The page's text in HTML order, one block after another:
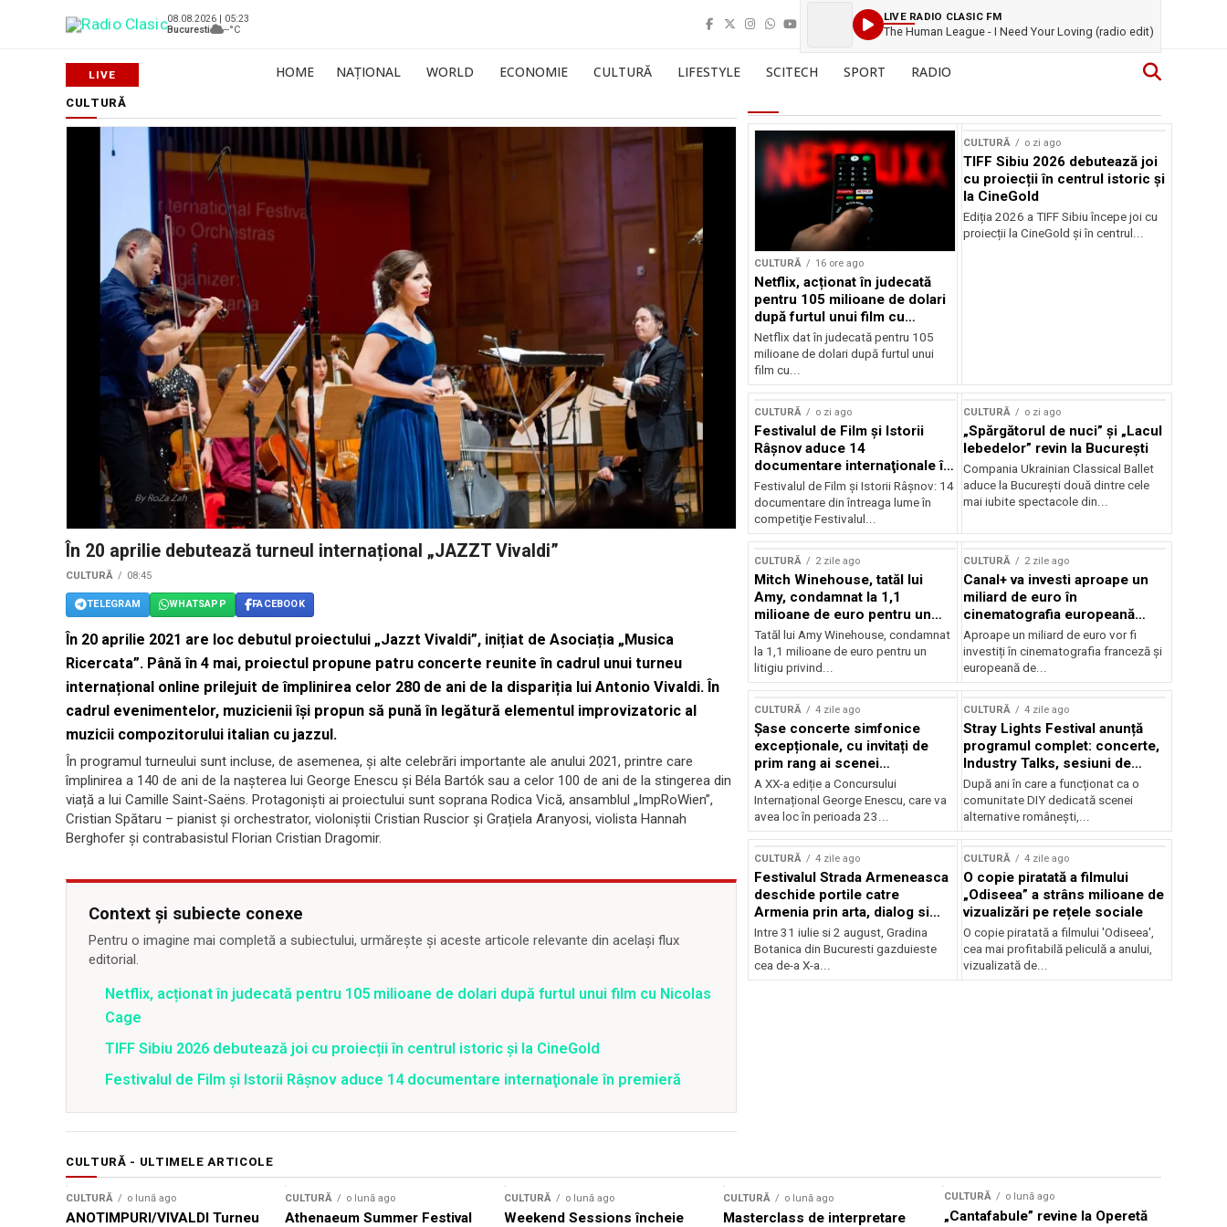
08.08.2026 | 05:23
Bucuresti
--°C
LIVE RADIO CLASIC FM
The Human League - I Need Your Loving (radio edit)
HOME NAȚIONAL WORLD ECONOMIE CULTURĂ LIFESTYLE SCITECH SPORT RADIO
CULTURĂ
În 20 aprilie debutează turneul internațional „JAZZT Vivaldi”
CULTURĂ 08:45
TELEGRAM WHATSAPP FACEBOOK
În 20 aprilie 2021 are loc debutul proiectului „Jazzt Vivaldi”, inițiat de Asociația „Musica
Ricercata”. Până în 4 mai, proiectul propune patru concerte reunite în cadrul unui turneu
internațional online prilejuit de împlinirea celor 280 de ani de la dispariția lui Antonio Vivaldi. ​În
cadrul evenimentelor, muzicienii își propun să pună în legătură elementul improvizatoric al
muzicii compozitorului italian cu jazzul.
În programul turneului sunt incluse, de asemenea, și alte celebrări importante ale anului 2021, printre care
împlinirea a 140 de ani de la nașterea lui George Enescu și Béla Bartók sau a celor 100 de ani de la stingerea din
viață a lui Camille Saint-Saëns. Protagoniști ai proiectului sunt soprana Rodica Vică, ansamblul „ImpRoWien”,
Cristian Spătaru – pianist și orchestrator, violoniștii Cristian Ruscior și Grațiela Aranyosi, violista Hannah
Berghofer și contrabasistul Florian Cristian Dragomir.
Context și subiecte conexe
Pentru o imagine mai completă a subiectului, urmărește și aceste articole relevante din același flux
editorial.
Netflix, acționat în judecată pentru 105 milioane de dolari după furtul unui film cu Nicolas
Cage
TIFF Sibiu 2026 debutează joi cu proiecții în centrul istoric și la CineGold
Festivalul de Film şi Istorii Râşnov aduce 14 documentare internaţionale în premieră
CULTURĂ 16 ore ago
Netflix, acționat în judecată
pentru 105 milioane de dolari
după furtul unui film cu
Nicolas Cage
Netflix dat în judecată pentru 105
milioane de dolari după furtul unui
film cu...
CULTURĂ o zi ago
TIFF Sibiu 2026 debutează joi
cu proiecții în centrul istoric și
la CineGold
Ediția 2026 a TIFF Sibiu începe joi cu
proiecții la CineGold și în centrul...
CULTURĂ o zi ago
Festivalul de Film şi Istorii
Râşnov aduce 14
documentare internaţionale în
premieră
Festivalul de Film şi Istorii Râşnov: 14
documentare din întreaga lume în
competiţie Festivalul...
CULTURĂ o zi ago
„Spărgătorul de nuci” și „Lacul
lebedelor” revin la București
Compania Ukrainian Classical Ballet
aduce la București două dintre cele
mai iubite spectacole din...
CULTURĂ 2 zile ago
Mitch Winehouse, tatăl lui
Amy, condamnat la 1,1
milioane de euro pentru un
litigiu pierdut
Tatăl lui Amy Winehouse, condamnat
la 1,1 milioane de euro pentru un
litigiu privind...
CULTURĂ 2 zile ago
Canal+ va investi aproape un
miliard de euro în
cinematografia europeană
până în 2032
Aproape un miliard de euro vor fi
investiți în cinematografia franceză și
europeană de...
CULTURĂ 4 zile ago
Șase concerte simfonice
excepționale, cu invitați de
prim rang ai scenei
internaționale și ansambluri
orchestrale românești de
prestigiu, în programul
Concursului Enescu 2026
A XX-a ediție a Concursului
Internațional George Enescu, care va
avea loc în perioada 23...
CULTURĂ 4 zile ago
Stray Lights Festival anunță
programul complet: concerte,
Industry Talks, sesiuni de
audiție și noi opțiuni de
participare pentru public
După ani în care a funcționat ca o
comunitate DIY dedicată scenei
alternative românești,...
CULTURĂ 4 zile ago
Festivalul Strada Armeneasca
deschide portile catre
Armenia prin arta, dialog si
patrimoniu, intre 31 iulie si 2
august, la Gradina Botanica din
Bucuresti
Intre 31 iulie si 2 august, Gradina
Botanica din Bucuresti gazduieste
cea de-a X-a...
CULTURĂ 4 zile ago
O copie piratată a filmului
„Odiseea” a strâns milioane de
vizualizări pe rețele sociale
O copie piratată a filmului 'Odiseea',
cea mai profitabilă peliculă a anului,
vizualizată de...
CULTURĂ - ULTIMELE ARTICOLE
CULTURĂ o lună ago
ANOTIMPURI/VIVALDI Turneu
CULTURĂ o lună ago
Athenaeum Summer Festival
CULTURĂ o lună ago
Weekend Sessions încheie
CULTURĂ o lună ago
Masterclass de interpretare
CULTURĂ o lună ago
„Cantafabule” revine la Operetă